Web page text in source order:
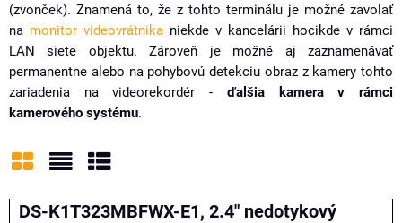
(zvonček). Znamená to, že z tohto terminálu je možné zavolať
na monitor videovrátnika niekde v kancelárii hocikde v rámci
LAN siete objektu. Zároveň je možné aj zaznamenávať
permanentne alebo na pohybovú detekciu obraz z kamery tohto
zariadenia na videorekordér - ďalšia kamera v rámci
kamerového systému.
Mriežka
DS-K1T323MBFWX-E1, 2.4" nedotykový